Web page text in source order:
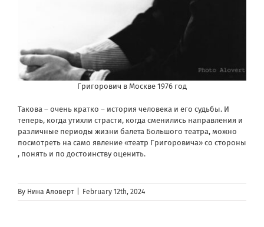
Григорович в Москве 1976 год
Такова – очень кратко – история человека и его судьбы. И
теперь, когда утихли страсти, когда сменились направления и
различные периоды жизни балета Большого театра, можно
посмотреть на само явление «театр Григоровича» со стороны
, понять и по достоинству оценить.
By Нина Аловерт February 12th, 2024